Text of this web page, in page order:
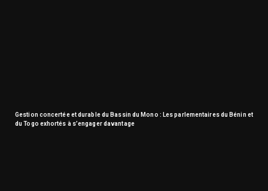
Gestion concertée et durable du Bassin du Mono : Les parlementaires du Bénin et
du Togo exhortés à s’engager davantage